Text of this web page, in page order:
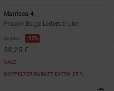
Manteca 4
Frauen Beige Lederschuhe
85,00 € 55%
38,25 €
SALE
DOPPELTER RABATT EXTRA 25 %